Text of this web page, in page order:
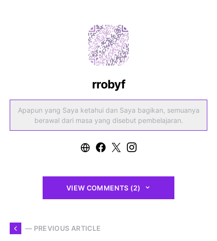
rrobyf
Apapun yang Saya ketahui dan Saya bagikan, semuanya
berawal dari masa yang disebut pembelajaran.
VIEW COMMENTS (2)
— PREVIOUS ARTICLE